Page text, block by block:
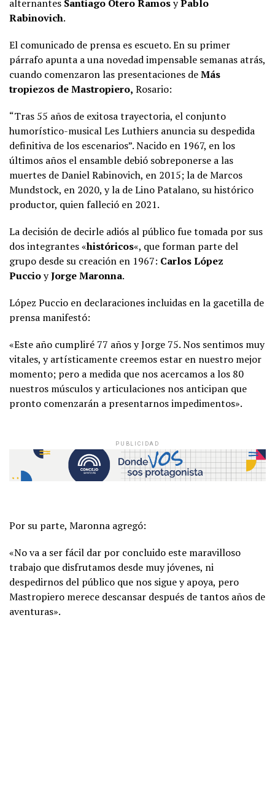
alternantes Santiago Otero RamosyPablo
Rabinovich.
El comunicado de prensa es escueto. En su primer
párrafo apunta a una novedad impensable semanas atrás,
cuando comenzaron las presentaciones deMás
tropiezos de Mastropiero, Rosario:
“Tras 55 años de exitosa trayectoria, el conjunto
humorístico-musical Les Luthiers anuncia su despedida
definitiva de los escenarios”. Nacido en 1967, en los
últimos años el ensamble debió sobreponerse a las
muertes de Daniel Rabinovich, en 2015; la de Marcos
Mundstock, en 2020, y la de Lino Patalano, su histórico
productor, quien falleció en 2021.
La decisión de decirle adiós al público fue tomada por sus
dos integrantes «históricos«, que forman parte del
grupo desde su creación en 1967: Carlos López
PuccioyJorge Maronna.
López Puccio en declaraciones incluidas en la gacetilla de
prensa manifestó:
«Este año cumpliré 77 años y Jorge 75. Nos sentimos muy
vitales, y artísticamente creemos estar en nuestro mejor
momento; pero a medida que nos acercamos a los 80
nuestros músculos y articulaciones nos anticipan que
pronto comenzarán a presentarnos impedimentos».
PUBLICIDAD
Por su parte, Maronna agregó:
«No va a ser fácil dar por concluido este maravilloso
trabajo que disfrutamos desde muy jóvenes, ni
despedirnos del público que nos sigue y apoya, pero
Mastropiero merece descansar después de tantos años de
aventuras».